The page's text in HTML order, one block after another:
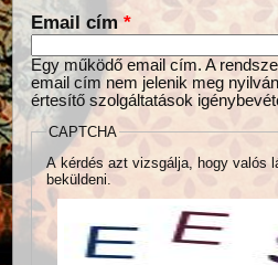
Email cím *
Egy működő email cím. A
email cím nem jelenik meg
értesítő szolgáltatások
CAPTCHA
A kérdés azt vizsgálja, hogy valós
beküldeni.